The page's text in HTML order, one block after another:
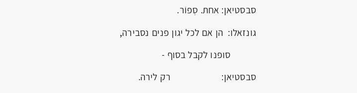
סבסטיאן: אחת. סְפוֹר.
גונזאלו: הן אם לכל יגון פנים נסבירה,
סופנו לקבל בסוף -
סבסטיאן: רק לירה.